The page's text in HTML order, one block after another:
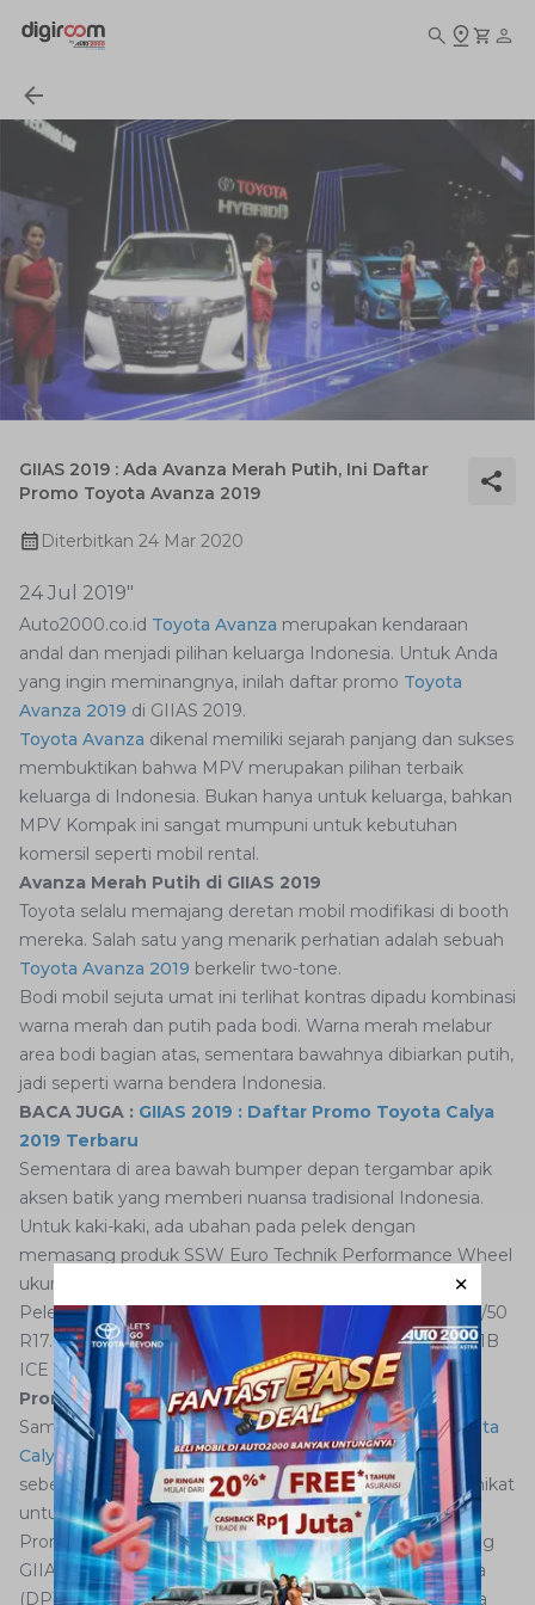
GIIAS 2019 : Ada Avanza Merah Putih, Ini Daftar
Promo Toyota Avanza 2019
Diterbitkan 24 Mar 2020
24 Jul 2019"
Auto2000.co.id Toyota Avanza merupakan kendaraan
andal dan menjadi pilihan keluarga Indonesia. Untuk Anda
yang ingin meminangnya, inilah daftar promo Toyota
Avanza 2019 di GIIAS 2019.
Toyota Avanza dikenal memiliki sejarah panjang dan sukses
membuktikan bahwa MPV merupakan pilihan terbaik
keluarga di Indonesia. Bukan hanya untuk keluarga, bahkan
MPV Kompak ini sangat mumpuni untuk kebutuhan
komersil seperti mobil rental.
Avanza Merah Putih di GIIAS 2019
Toyota selalu memajang deretan mobil modifikasi di booth
mereka. Salah satu yang menarik perhatian adalah sebuah
Toyota Avanza 2019 berkelir two-tone.
Bodi mobil sejuta umat ini terlihat kontras dipadu kombinasi
warna merah dan putih pada bodi. Warna merah melabur
area bodi bagian atas, sementara bawahnya dibiarkan putih,
jadi seperti warna bendera Indonesia.
BACA JUGA : GIIAS 2019 : Daftar Promo Toyota Calya
2019 Terbaru
Sementara di area bawah bumper depan tergambar apik
aksen batik yang memberi nuansa tradisional Indonesia.
Untuk kaki-kaki, ada ubahan pada pelek dengan
memasang produk SSW Euro Technik Performance Wheel
ukuran 17 inci.
Pelek itu dibalut ban GT Radial Champiro berukuran 205/50
R17. Penasaran? Segera sambangi booth Toyota di Hall 1B
ICE BSD City.
Promo GIIAS 2019 : Toyota Avanza 2019
Sama halnya dengan promoToyota FortunerdanToyota
Calyadi GIIAS 2019 yang sudah kami sampaikan
sebelumnya, Anda juga bisa mendapatkan promo memikat
untukToyota Avanza.
Promo yang disajikan olehAuto2000spesial untuk ajang
GIIAS 2019 berupa Bunga Mulai 0% dengan uang muka
(DP) sebesar 25%. Tidak berhenti sampai di situ, ada pula